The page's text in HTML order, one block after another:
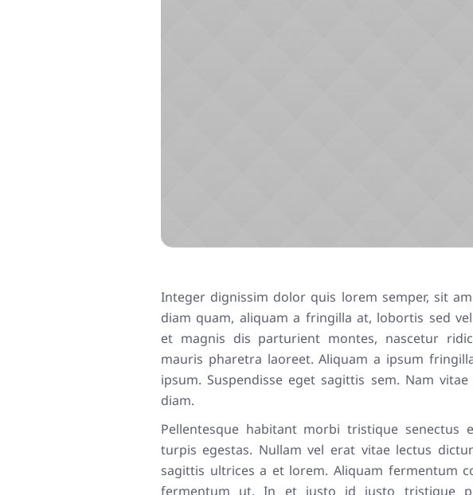
Integer dignissim dolor quis lorem semper, sit
diam quam, aliquam a fringilla at, lobortis sed
et magnis dis parturient montes, nascetur
mauris pharetra laoreet. Aliquam a ipsum
ipsum. Suspendisse eget sagittis sem. Nam
diam.
Pellentesque habitant morbi tristique senectus
turpis egestas. Nullam vel erat vitae lectus
sagittis ultrices a et lorem. Aliquam fermentum